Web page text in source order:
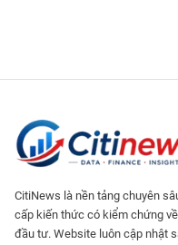
CitiNews là nền tảng chuyên
cấp kiến thức có kiểm chứng
đầu tư. Website luôn cập nhật